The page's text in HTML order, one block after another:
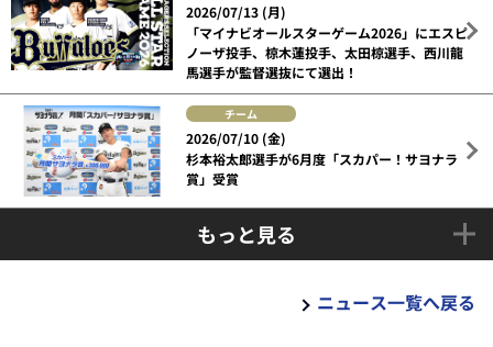
2026/07/13 (月)
「マイナビオールスターゲーム2026」にエスピ
ノーザ投手、椋木蓮投手、太田椋選手、西川龍
馬選手が監督選抜にて選出！
チーム
2026/07/10 (金)
杉本裕太郎選手が6月度「スカパー！サヨナラ
賞」受賞
もっと見る
ニュース一覧へ戻る